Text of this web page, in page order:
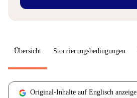
Übersicht Stornierungsbedingungen
Original-Inhalte auf Englisch